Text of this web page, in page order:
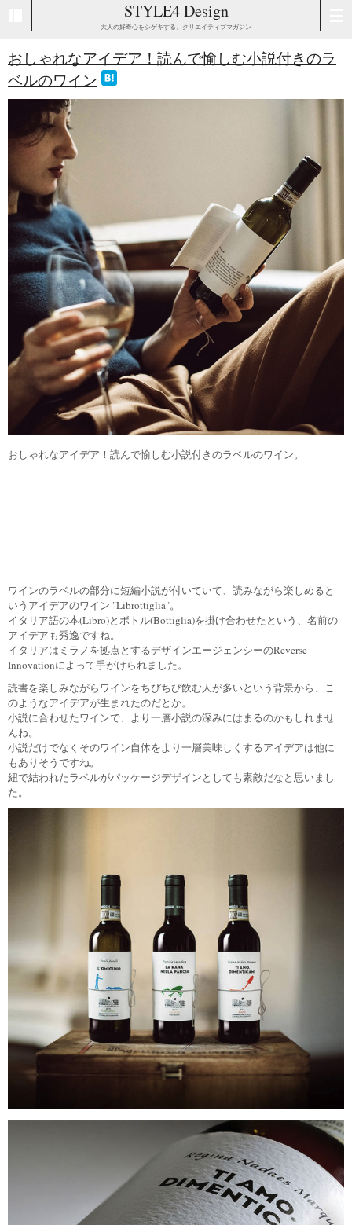
STYLE4 Design
大人の好奇心をシゲキする、クリエイティブマガジン
おしゃれなアイデア！読んで愉しむ小説付きのラ
ベルのワイン
おしゃれなアイデア！読んで愉しむ小説付きのラベルのワイン。
ワインのラベルの部分に短編小説が付いていて、読みながら楽しめると
いうアイデアのワイン "Librottiglia"。
イタリア語の本(Libro)とボトル(Bottiglia)を掛け合わせたという、名前の
アイデアも秀逸ですね。
イタリアはミラノを拠点とするデザインエージェンシーのReverse
Innovationによって手がけられました。
読書を楽しみながらワインをちびちび飲む人が多いという背景から、こ
のようなアイデアが生まれたのだとか。
小説に合わせたワインで、より一層小説の深みにはまるのかもしれませ
んね。
小説だけでなくそのワイン自体をより一層美味しくするアイデアは他に
もありそうですね。
紐で結われたラベルがパッケージデザインとしても素敵だなと思いまし
た。